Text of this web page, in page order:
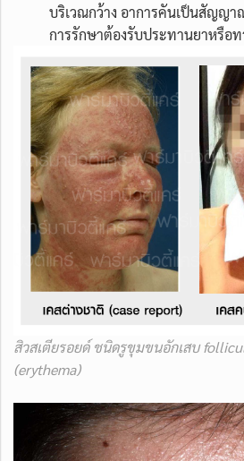
บริเวณกว้าง อาการคันเป็นสัญญา
การรักษาต้องรับประทานยาหรือ
สิวสเตียรอยด์ ชนิดรูขุมขนอักเสบ
(erythema)